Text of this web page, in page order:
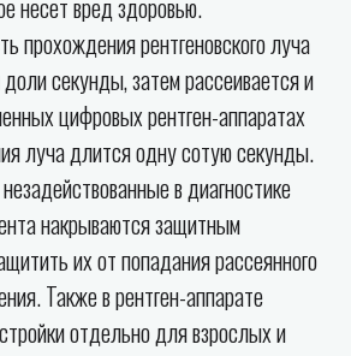
несет вред здоровью.
прохождения рентгеновского луча
секунды, затем рассеивается и
цифровых рентген-аппаратах
луча длится одну сотую секунды.
в диагностике
накрываются защитным
их от попадания рассеянного
Также в рентген-аппарате
отдельно для взрослых и